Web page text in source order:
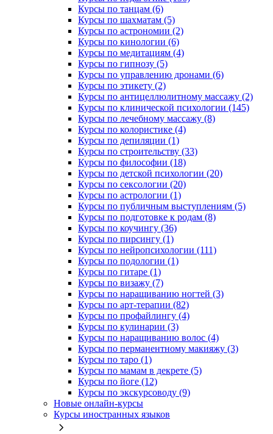
Курсы по танцам (6)
Курсы по шахматам (5)
Курсы по астрономии (2)
Курсы по кинологии (6)
Курсы по медитациям (4)
Курсы по гипнозу (5)
Курсы по управлению дронами (6)
Курсы по этикету (2)
Курсы по антицеллюлитному массажу (2)
Курсы по клинической психологии (145)
Курсы по лечебному массажу (8)
Курсы по колористике (4)
Курсы по депиляции (1)
Курсы по строительству (33)
Курсы по философии (18)
Курсы по детской психологии (20)
Курсы по сексологии (20)
Курсы по астрологии (1)
Курсы по публичным выступлениям (5)
Курсы по подготовке к родам (8)
Курсы по коучингу (36)
Курсы по пирсингу (1)
Курсы по нейропсихологии (111)
Курсы по подологии (1)
Курсы по гитаре (1)
Курсы по визажу (7)
Курсы по наращиванию ногтей (3)
Курсы по арт-терапии (82)
Курсы по профайлингу (4)
Курсы по кулинарии (3)
Курсы по наращиванию волос (4)
Курсы по перманентному макияжу (3)
Курсы по таро (1)
Курсы по мамам в декрете (5)
Курсы по йоге (12)
Курсы по экскурсоводу (9)
Новые онлайн‑курсы
Курсы иностранных языков